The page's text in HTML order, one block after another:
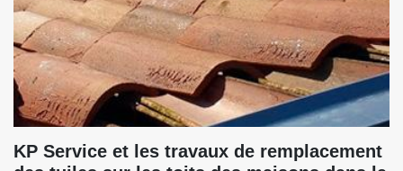
KP Service et les travaux de remplacement